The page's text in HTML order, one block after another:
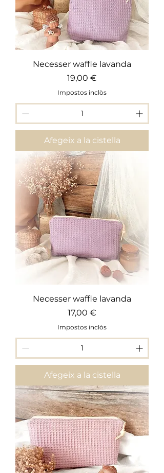
Necesser waffle lavanda
Preu
19,00 €
Impostos inclòs
Afegeix a la cistella
Necesser waffle lavanda
Preu
17,00 €
Impostos inclòs
Afegeix a la cistella